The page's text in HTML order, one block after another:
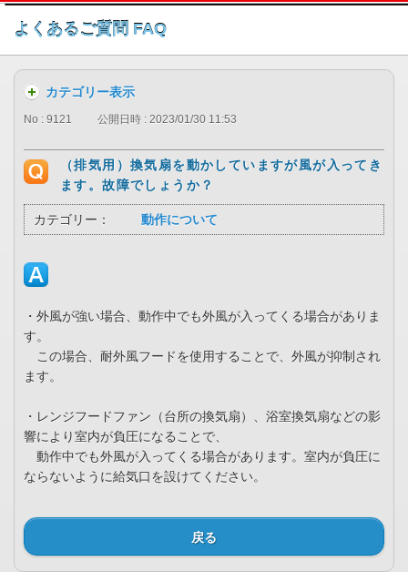
このページの本文へ
よくあるご質問 FAQ
カテゴリー表示
No : 9121 公開日時 : 2023/01/30 11:53
（排気用）換気扇を動かしていますが風が入ってき
ます。故障でしょうか？
カテゴリー： 動作について
・外風が強い場合、動作中でも外風が入ってくる場合がありま
す。
この場合、耐外風フードを使用することで、外風が抑制され
ます。
・レンジフードファン（台所の換気扇）、浴室換気扇などの影
響により室内が負圧になることで、
動作中でも外風が入ってくる場合があります。室内が負圧に
ならないように給気口を設けてください。
戻る